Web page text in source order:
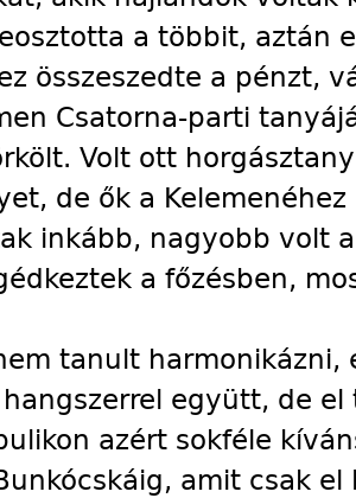
a többit, aztán
összeszedte a pénzt,
Csatorna-parti
Volt ott
de ők a
inkább, nagyobb volt
a főzésben,
tanult harmonikázni,
hangszerrel együtt, de
azért sokféle
amit csak